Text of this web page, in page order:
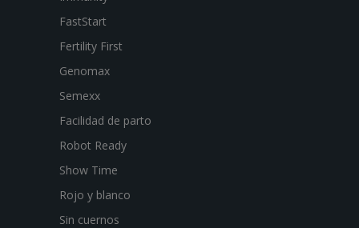
FastStart
Fertility First
Genomax
Semexx
Facilidad de parto
Robot Ready
Show Time
Rojo y blanco
Sin cuernos